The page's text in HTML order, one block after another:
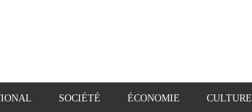
SOCIÉTÉ ÉCONOMIE CULTURE